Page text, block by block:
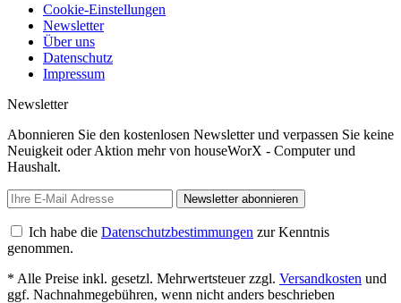
Cookie-Einstellungen
Newsletter
Über uns
Datenschutz
Impressum
Newsletter
Abonnieren Sie den kostenlosen Newsletter und verpassen Sie keine
Neuigkeit oder Aktion mehr von houseWorX - Computer und
Haushalt.
Newsletter abonnieren
Ich habe die Datenschutzbestimmungen zur Kenntnis
genommen.
* Alle Preise inkl. gesetzl. Mehrwertsteuer zzgl. Versandkosten und
ggf. Nachnahmegebühren, wenn nicht anders beschrieben